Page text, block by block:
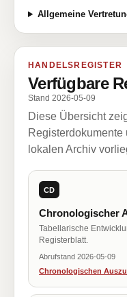
Allgemeine
HANDELSREGISTER
Verfügbare
Stand 2026-05-09
Diese Übersicht
lokalen Archiv
CD
Chronologischer
Tabellarische
Registerblatt.
Abrufstand 2026-05-09
Chronologischen